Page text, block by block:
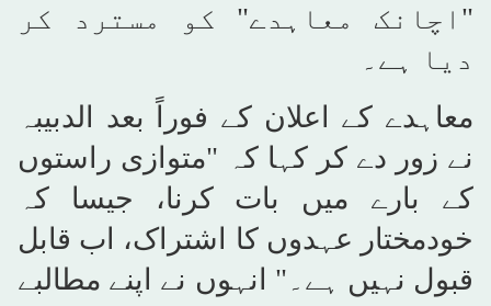
"اچانک معاہدے" کو مسترد کر
دیا ہے۔
معاہدے کے اعلان کے فوراً بعد الدبیبہ
نے زور دے کر کہا کہ "متوازی راستوں
کے بارے میں بات کرنا، جیسا کہ
خودمختار عہدوں کا اشتراک، اب قابل
قبول نہیں ہے۔" انہوں نے اپنے مطالبے